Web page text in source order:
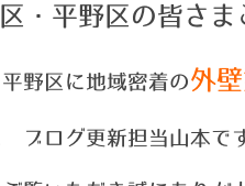
・平野区の皆さま
野区に地域密着の外
ブログ更新担当山本で